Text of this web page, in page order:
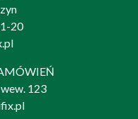
20
wew. 123